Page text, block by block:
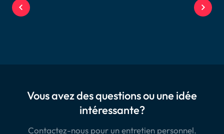
Vous avez des questions ou une idée
intéressante?
Contactez-nous pour un entretien personnel.